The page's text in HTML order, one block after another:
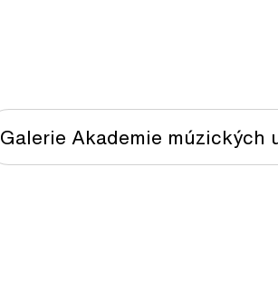
Galerie Akademie múzických